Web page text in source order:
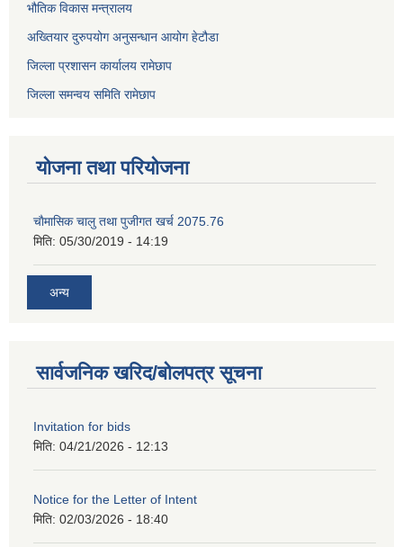
भौतिक विकास मन्त्रालय
अख्तियार दुरुपयोग अनुसन्धान आयोग हेटौडा
जिल्ला प्रशासन कार्यालय रामेछाप
जिल्ला समन्वय समिति रामेछाप
योजना तथा परियोजना
चाैमासिक चालु तथा पुजीगत खर्च 2075.76
मिति: 05/30/2019 - 14:19
अन्य
सार्वजनिक खरिद/बोलपत्र सूचना
Invitation for bids
मिति: 04/21/2026 - 12:13
Notice for the Letter of Intent
मिति: 02/03/2026 - 18:40